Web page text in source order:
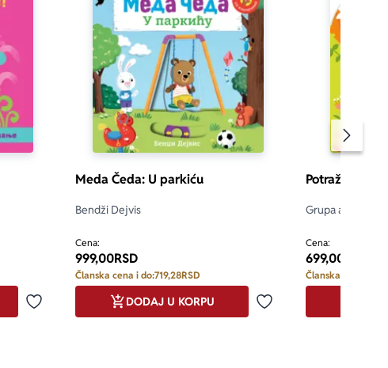
Dodaj u omiljene
Meda Čeda: U parkiću
Bendži Dejvis
Cena:
999,00RSD
Članska cena i do:719,28RSD
Dodaj u omiljene
DODAJ U KORPU
Potraži pa
Grupa autora
Cena:
699,00
Članska cena i do: